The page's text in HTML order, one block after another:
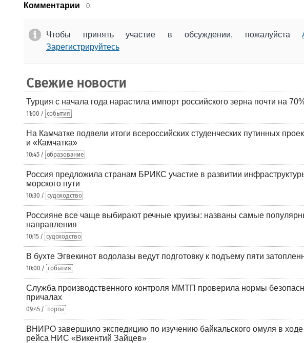
Комментарии 0.
Чтобы принять участие в обсуждении, пожалуйста
Зарегистрируйтесь
Свежие новости
Турция с начала года нарастила импорт российского зерна почти на
11:00 / события
На Камчатке подвели итоги всероссийских студенческих путинных
и «Камчатка»
10:45 / образование
Россия предложила странам БРИКС участие в развитии
морского пути
10:30 / судоходство
Россияне все чаще выбирают речные круизы: названы самые
направления
10:15 / судоходство
В бухте Эгвекинот водолазы ведут подготовку к подъему пяти
10:00 / события
Служба производственного контроля ММТП проверила нормы
причалах
09:45 / порты
ВНИРО завершило экспедицию по изучению байкальского омуля в ходе
рейса НИС «Викентий Зайцев»